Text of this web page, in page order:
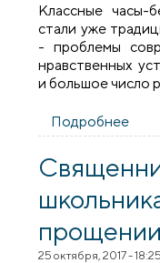
Классные часы-
стали уже
- проблемы
нравственных
и большое число
Подробнее
прощении
25 октября, 2017 - 18:25